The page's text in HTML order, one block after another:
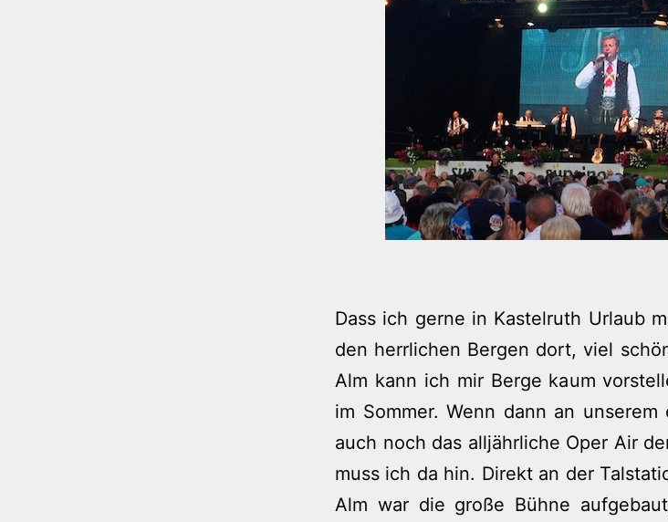
Dass ich gerne in Kastelruth Urlaub
den herrlichen Bergen dort, viel
Alm kann ich mir Berge kaum
im Sommer. Wenn dann an
auch noch das alljährliche Oper Air
muss ich da hin. Direkt an der
Alm war die große Bühne